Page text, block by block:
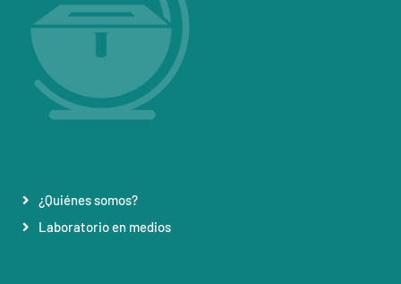
¿Quiénes somos?
Laboratorio en medios